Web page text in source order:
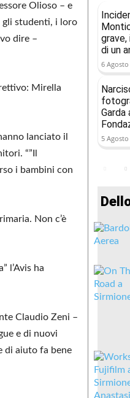
Olioso – e
gli studenti, i loro
dire –
Mirella
lanciato il
“”Il
i bambini con
Non c’è
l’Avis ha
Claudio Zeni –
e di nuovi
di aiuto fa bene
grave,
di un
6 Agosto
Garda
5 Agosto